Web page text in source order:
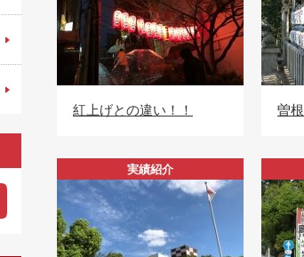
紅上げとの違い！！ 曽
実績紹介